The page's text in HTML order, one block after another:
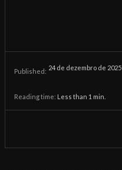
Published: 24 de dezembro de 2025
Reading time: Less than 1 min.